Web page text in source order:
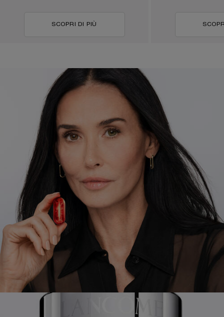
SCOPRI DI PIÙ
pdp-section-full-two-columns-image_layout